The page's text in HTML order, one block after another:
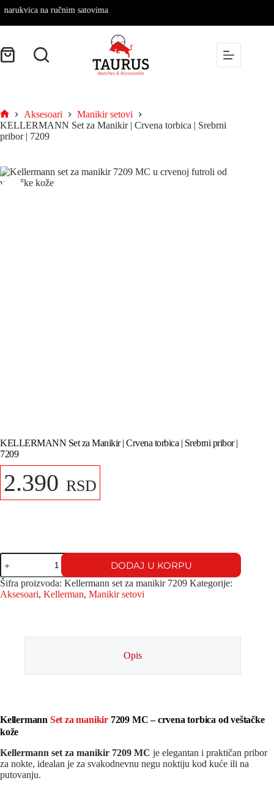
na ručnim satovima
Aksesoari
Manikir setovi
KELLERMANN Set za Manikir | Crvena torbica | Srebrni
pribor | 7209
KELLERMANN Set za Manikir | Crvena torbica | Srebrni pribor |
7209
2.390 RSD
DODAJ U KORPU
Šifra proizvoda: Kellermann set za manikir 7209 Kategorije:
Aksesoari, Kellerman, Manikir setovi
Opis
Kellermann Set za manikir 7209 MC – crvena torbica od veštačke
kože
Kellermann set za manikir 7209 MC je elegantan i praktičan pribor
za nokte, idealan je za svakodnevnu negu noktiju kod kuće ili na
putovanju.